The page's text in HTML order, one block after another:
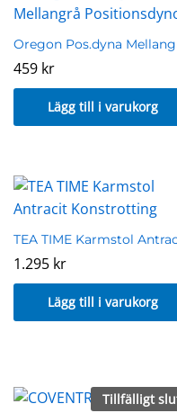
Oregon Pos.dyna
459 kr
Lägg till i varukorg
TEA TIME Karmstol
1.295 kr
Lägg till i varukorg
Tillfälligt